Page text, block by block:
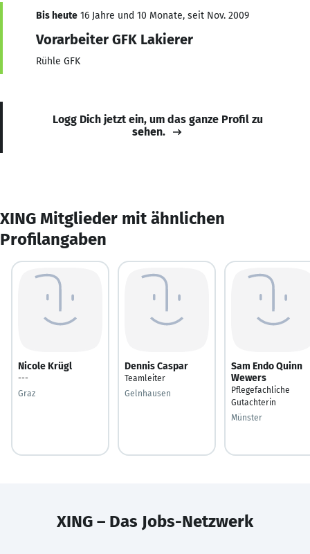
Bis heute 16 Jahre und 10 Monate, seit Nov. 2009
Vorarbeiter GFK Lakierer
Rühle GFK
Logg Dich jetzt ein, um das ganze Profil zu
sehen.
XING Mitglieder mit ähnlichen
Profilangaben
Nicole Krügl
---
Graz
Dennis Caspar
Teamleiter
Gelnhausen
Sam Endo Quinn
Wewers
Pflegefachliche
Gutachterin
Münster
XING – Das Jobs-Netzwerk